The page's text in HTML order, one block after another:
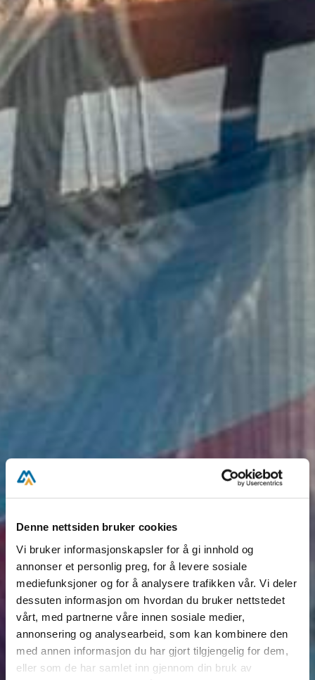
Denne nettsiden bruker cookies
Vi bruker informasjonskapsler for å gi innhold og
annonser et personlig preg, for å levere sosiale
mediefunksjoner og for å analysere trafikken vår. Vi deler
dessuten informasjon om hvordan du bruker nettstedet
vårt, med partnerne våre innen sosiale medier,
annonsering og analysearbeid, som kan kombinere den
med annen informasjon du har gjort tilgjengelig for dem,
eller som de har samlet inn gjennom din bruk av